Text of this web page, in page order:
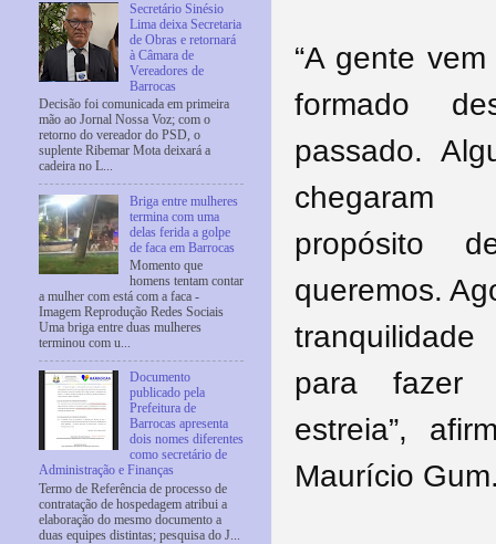
“A gente
formado
passado.
propósito
queremos.
para fazer
estreia”,
Maurício
Secretário Sinésio
Lima deixa Secretaria
de Obras e retornará
à Câmara de
Vereadores de
Barrocas
Decisão foi comunicada em primeira
mão ao Jornal Nossa Voz; com o
retorno do vereador do PSD, o
suplente Ribemar Mota deixará a
cadeira no L...
Briga entre mulheres
termina com uma
delas ferida a golpe
de faca em Barrocas
Momento que
homens tentam contar
a mulher com está com a faca -
Imagem Reprodução Redes Sociais
Uma briga entre duas mulheres
terminou com u...
Documento
publicado pela
Prefeitura de
Barrocas apresenta
dois nomes diferentes
como secretário de
Administração e Finanças
Termo de Referência de processo de
contratação de hospedagem atribui a
elaboração do mesmo documento a
duas equipes distintas; pesquisa do J...